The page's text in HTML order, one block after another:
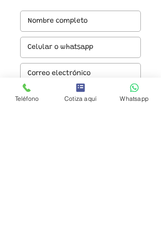
Teléfono Cotiza aquí Whatsapp